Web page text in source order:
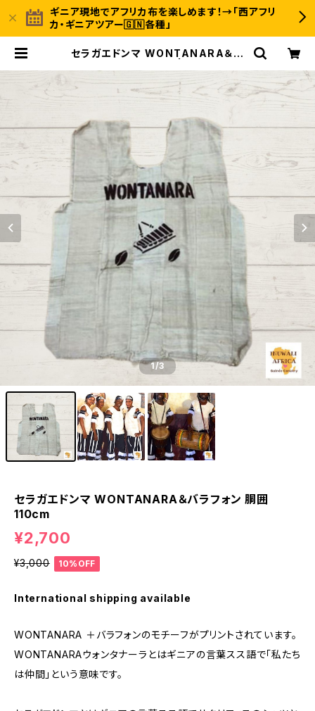
ギニア現地でアフリカ布を楽しめます！→「西アフリ
カ・ギニアツアー🇬🇳各種」
セラガエドンマ WONTANARA＆バ
AFRICA イヌワリアフリカ〉ギニア発
のアフリカ布ファッション＆ジャンベの
オンラインストア
1/3
セラガエドンマ WONTANARA＆バラフォン 胴囲
110cm
¥2,700
¥3,000 10%OFF
International shipping available
WONTANARA ＋バラフォンのモチーフがプリントされています。
WONTANARAウォンタナーラとはギニアの言葉スス語で「私たち
は仲間」という意味です。